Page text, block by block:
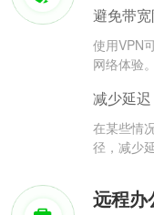
避免带
使用VPN
网络体验。
减少延迟
在某些情
径，减少
远程办